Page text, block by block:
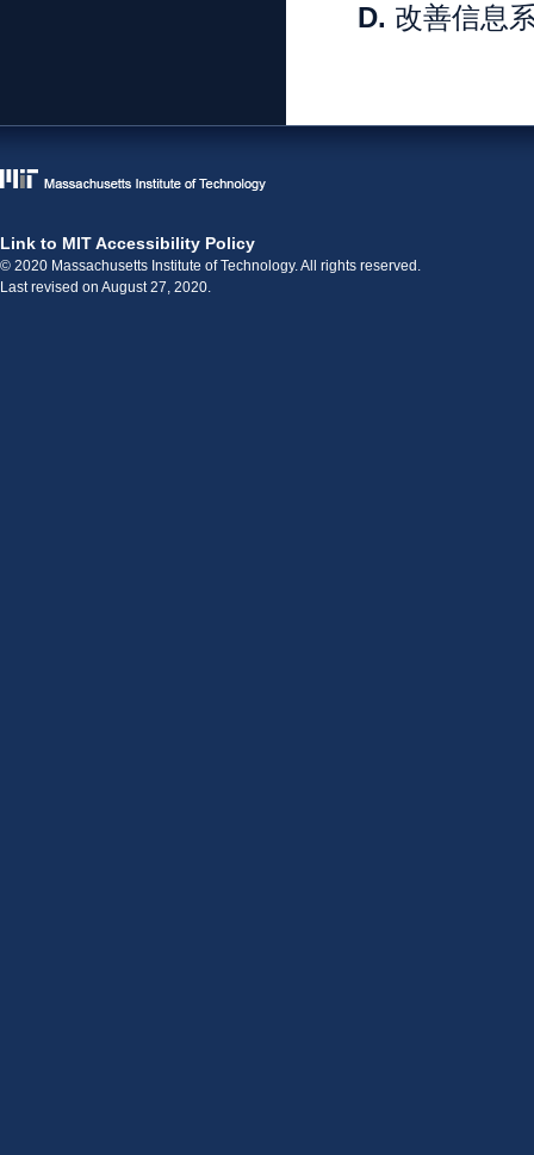
D. 改善信息
Link to MIT Accessibility Policy
© 2020 Massachusetts Institute of Technology. All rights reserved.
Last revised on August 27, 2020.